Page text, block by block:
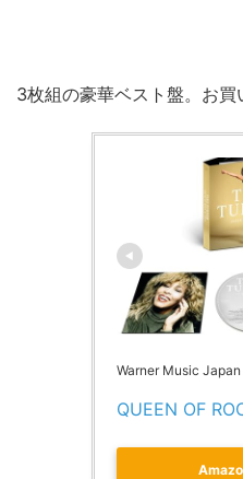
3枚組の豪華ベスト盤。お買
Warner Music
QUEEN OF